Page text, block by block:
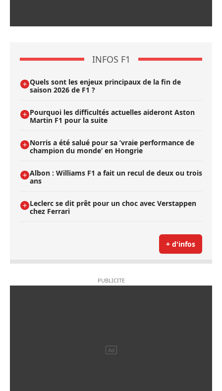
INFOS F1
Quels sont les enjeux principaux de la fin de
saison 2026 de F1 ?
Pourquoi les difficultés actuelles aideront Aston
Martin F1 pour la suite
Norris a été salué pour sa ’vraie performance de
champion du monde’ en Hongrie
Albon : Williams F1 a fait un recul de deux ou trois
ans
Leclerc se dit prêt pour un choc avec Verstappen
chez Ferrari
+ d'infos